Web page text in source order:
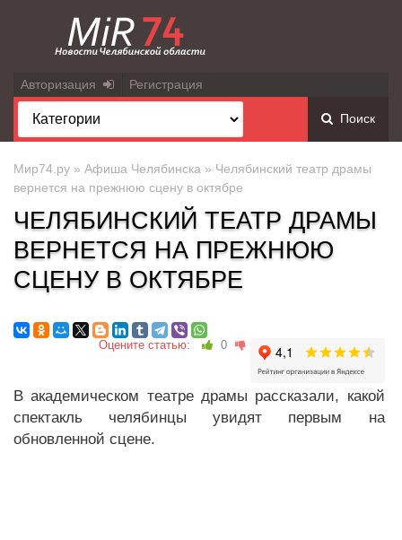
Авторизация Регистрация
Поиск
Мир74.ру » Афиша Челябинска » Челябинский театр драмы
вернется на прежнюю сцену в октябре
ЧЕЛЯБИНСКИЙ ТЕАТР ДРАМЫ
ВЕРНЕТСЯ НА ПРЕЖНЮЮ
СЦЕНУ В ОКТЯБРЕ
Оцените статью: 0
В академическом театре драмы рассказали, какой
спектакль челябинцы увидят первым на
обновленной сцене.